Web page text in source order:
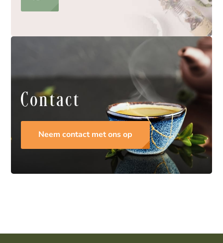
Contact
Neem contact met ons op